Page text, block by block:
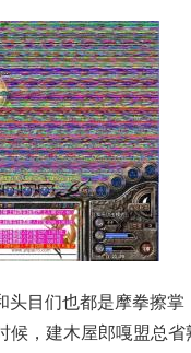
头目们也都是摩拳擦
候，建木屋郎嘎盟总